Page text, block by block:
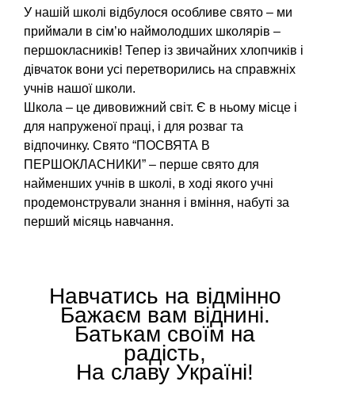
У нашій школі відбулося особливе свято – ми
приймали в сім’ю наймолодших школярів –
першокласників! Тепер із звичайних хлопчиків і
дівчаток вони усі перетворились на справжніх
учнів нашої школи.
Школа – це дивовижний світ. Є в ньому місце і
для напруженої праці, і для розваг та
відпочинку. Свято “ПОСВЯТА В
ПЕРШОКЛАСНИКИ” – перше свято для
найменших учнів в школі, в ході якого учні
продемонстрували знання і вміння, набуті за
перший місяць навчання.
Навчатись на відмінно
Бажаєм вам віднині.
Батькам своїм на
радість,
На славу Україні!